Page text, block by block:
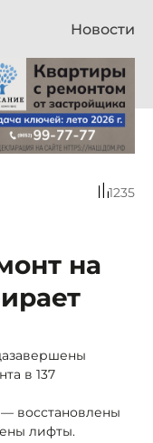
Новости
1235
на
в 137
восстановлены
лифты.